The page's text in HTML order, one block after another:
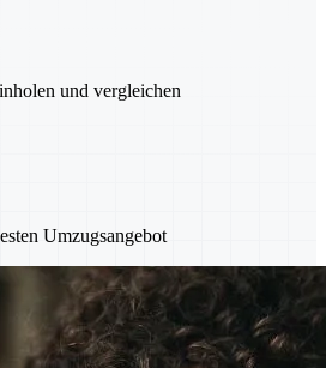
und vergleichen
Umzugsangebot